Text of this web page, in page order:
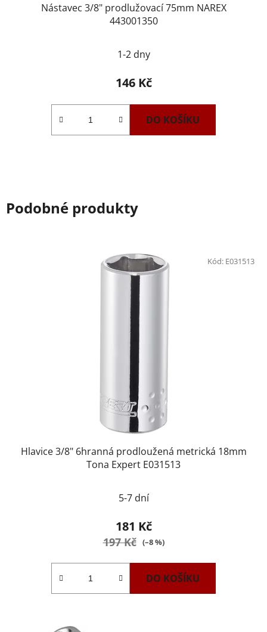
Nástavec 3/8" prodlužovací 75mm NAREX
443001350
1-2 dny
146 Kč
DO KOŠÍKU
Podobné produkty
Hlavice 3/8" 6hranná prodloužená metrická 18mm
Tona Expert E031513
5-7 dní
181 Kč
197 Kč (–8 %)
DO KOŠÍKU
Kód: E031513